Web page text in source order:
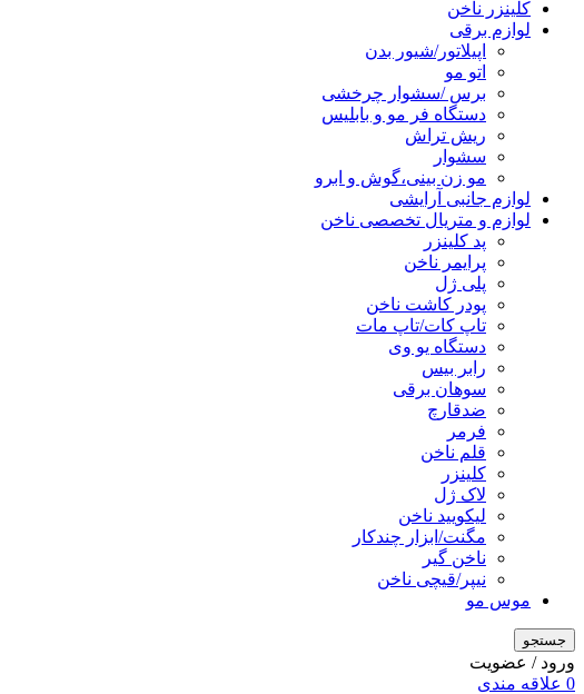
کلینزر ناخن
لوازم برقی
اپیلاتور/شیور بدن
اتو مو
برس /سشوار چرخشی
دستگاه فر مو و بابلیس
ریش تراش
سشوار
مو زن بینی،گوش و ابرو
لوازم جانبی آرایشی
لوازم و متریال تخصصی ناخن
پد کلینزر
پرایمر ناخن
پلی ژل
پودر کاشت ناخن
تاپ کات/تاپ مات
دستگاه یو وی
رابر بیس
سوهان برقی
ضدقارچ
فرمر
قلم ناخن
کلینزر
لاک ژل
لیکوييد ناخن
مگنت/ابزار چندکار
ناخن گیر
نیپر/قیچی ناخن
موس مو
جستجو
ورود / عضویت
0 علاقه مندی